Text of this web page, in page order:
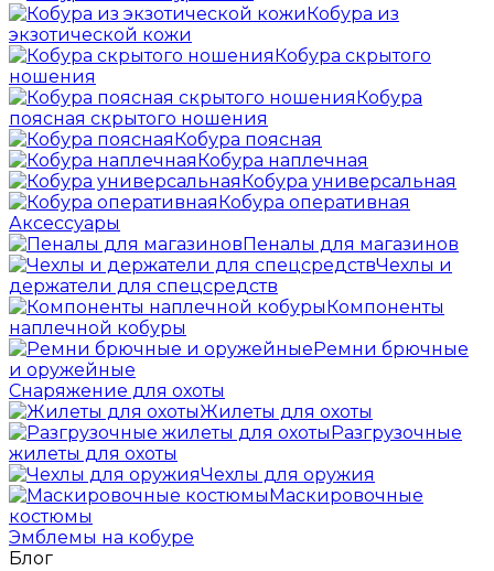
Кобура из
экзотической кожи
Кобура скрытого
ношения
Кобура
поясная скрытого ношения
Кобура поясная
Кобура наплечная
Кобура универсальная
Кобура оперативная
Аксессуары
Пеналы для магазинов
Чехлы и
держатели для спецсредств
Компоненты
наплечной кобуры
Ремни брючные
и оружейные
Снаряжение для охоты
Жилеты для охоты
Разгрузочные
жилеты для охоты
Чехлы для оружия
Маскировочные
костюмы
Эмблемы на кобуре
Блог